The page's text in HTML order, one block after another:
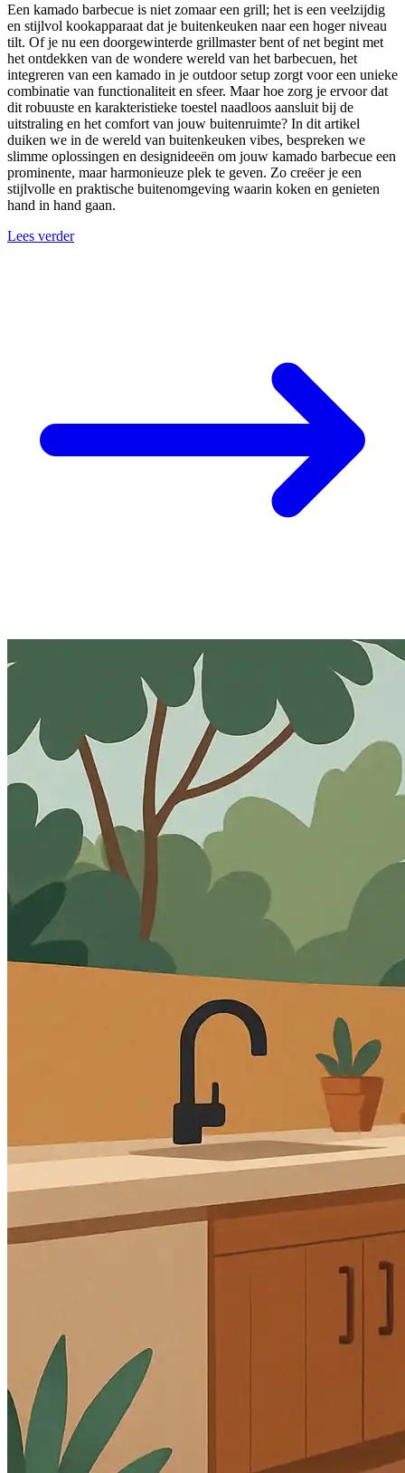
Een kamado barbecue is niet zomaar een grill; het is een veelzijdig
en stijlvol kookapparaat dat je buitenkeuken naar een hoger niveau
tilt. Of je nu een doorgewinterde grillmaster bent of net begint met
het ontdekken van de wondere wereld van het barbecuen, het
integreren van een kamado in je outdoor setup zorgt voor een unieke
combinatie van functionaliteit en sfeer. Maar hoe zorg je ervoor dat
dit robuuste en karakteristieke toestel naadloos aansluit bij de
uitstraling en het comfort van jouw buitenruimte? In dit artikel
duiken we in de wereld van buitenkeuken vibes, bespreken we
slimme oplossingen en designideeën om jouw kamado barbecue een
prominente, maar harmonieuze plek te geven. Zo creëer je een
stijlvolle en praktische buitenomgeving waarin koken en genieten
hand in hand gaan.
Lees verder